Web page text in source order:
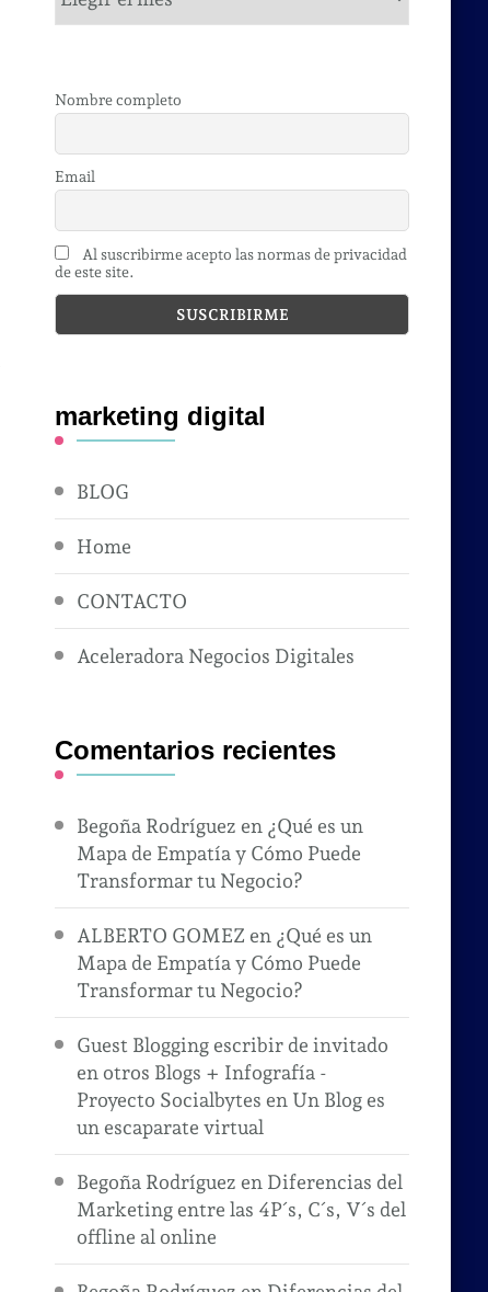
Nombre completo
Email
Al suscribirme acepto las normas de privacidad
de este site.
marketing digital
BLOG
Home
CONTACTO
Aceleradora Negocios Digitales
Comentarios recientes
Begoña Rodríguez en ¿Qué es un
Mapa de Empatía y Cómo Puede
Transformar tu Negocio?
ALBERTO GOMEZ en ¿Qué es un
Mapa de Empatía y Cómo Puede
Transformar tu Negocio?
Guest Blogging escribir de invitado
en otros Blogs + Infografía -
Proyecto Socialbytes en Un Blog es
un escaparate virtual
Begoña Rodríguez en Diferencias del
Marketing entre las 4P´s, C´s, V´s del
offline al online